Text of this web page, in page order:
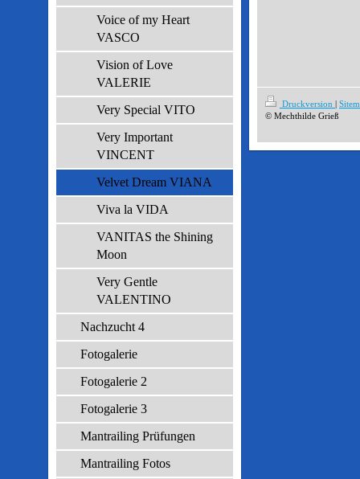
Voice of my Heart
VASCO
Vision of Love
VALERIE
Very Special VITO
Very Important
VINCENT
Velvet Dream VIANA
Viva la VIDA
VANITAS the Shining
Moon
Very Gentle
VALENTINO
Nachzucht 4
Fotogalerie
Fotogalerie 2
Fotogalerie 3
Mantrailing Prüfungen
Mantrailing Fotos
Druckversion |
© Mechthilde Grieß